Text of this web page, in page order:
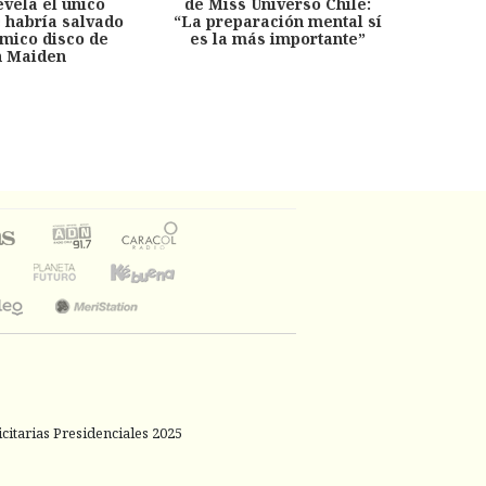
habría salvado
disco de
Maiden
“La preparación mental sí
es la más importante”
Presidenciales 2025